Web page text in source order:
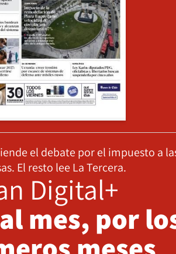
el debate por el impuesto a
El resto lee La Tercera.
Digital+
mes, por